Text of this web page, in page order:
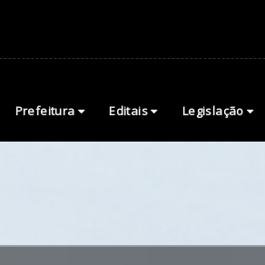
Prefeitura Editais Legislação